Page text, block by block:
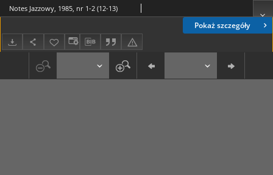
Pokaż szczegóły
Notes Jazzowy, 1985, nr 1-2 (12-13)